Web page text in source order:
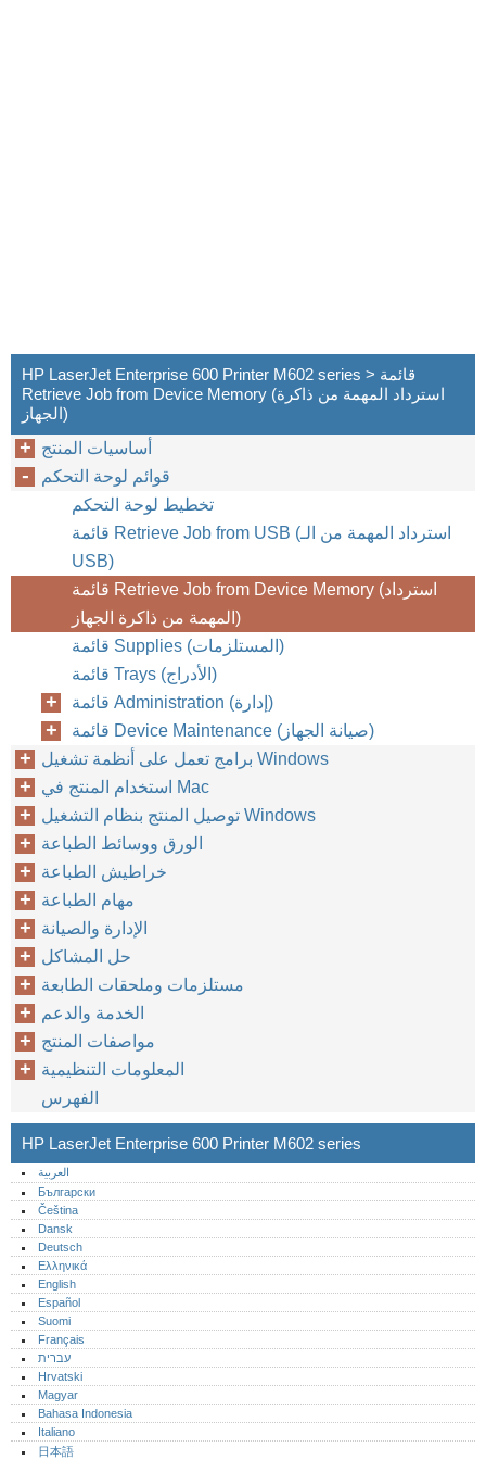
HP LaserJet Enterprise 600 Printer M602 series > قائمة
Retrieve Job from Device Memory (استرداد المهمة من ذاكرة
الجهاز)
أساسيات المنتج
قوائم لوحة التحكم
تخطيط لوحة التحكم
قائمة Retrieve Job from USB (استرداد المهمة من الـ
USB)
قائمة Retrieve Job from Device Memory (استرداد
المهمة من ذاكرة الجهاز)
قائمة Supplies (المستلزمات)
قائمة Trays (الأدراج)
قائمة Administration (إدارة)
قائمة Device Maintenance (صيانة الجهاز)
برامج تعمل على أنظمة تشغيل Windows
استخدام المنتج في Mac
توصيل المنتج بنظام التشغيل Windows
الورق ووسائط الطباعة
خراطيش الطباعة
مهام الطباعة
الإدارة والصيانة
حل المشاكل
مستلزمات وملحقات الطابعة
الخدمة والدعم
مواصفات المنتج
المعلومات التنظيمية
الفهرس
HP LaserJet Enterprise 600 Printer M602 series
العربية
Български
Čeština
Dansk
Deutsch
Ελληνικά
English
Español
Suomi
Français
עברית
Hrvatski
Magyar
Bahasa Indonesia
Italiano
日本語